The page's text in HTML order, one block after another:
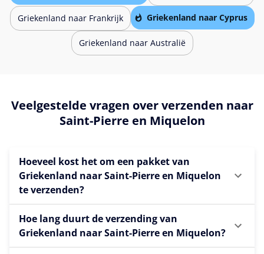
Griekenland naar Frankrijk Griekenland naar Cyprus
Griekenland naar Australië
Veelgestelde vragen over verzenden naar
Saint-Pierre en Miquelon
Hoeveel kost het om een pakket van
Griekenland naar Saint-Pierre en Miquelon
te verzenden?
Hoe lang duurt de verzending van
Griekenland naar Saint-Pierre en Miquelon?